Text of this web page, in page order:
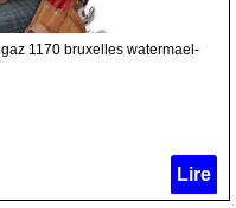
1170 bruxelles watermael-
Lire